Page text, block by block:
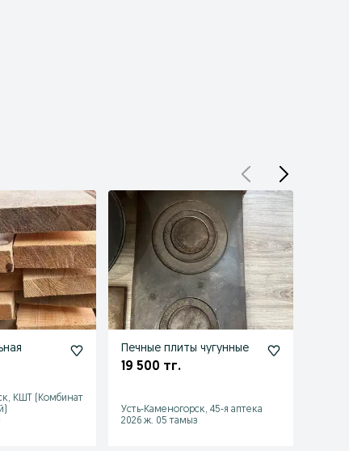
КШТ (Комбинат
Печные плиты чугунные
19 500 тг.
Усть-Каменогорск, 45-я аптека
2026 ж. 05 тамыз